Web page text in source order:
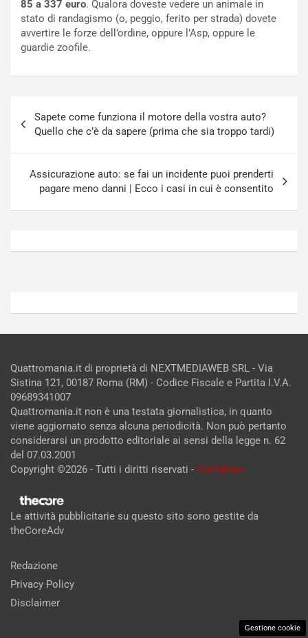
85 a 337 euro. Qualora doveste vedere un animale in
stato di randagismo (o, peggio, ferito per strada) dovete
avvertire le forze dell’ordine, oppure l’Asp, oppure le
guardie zoofile.
articoli
Sapete come funziona il motore della vostra auto?
Quello che c’è da sapere (prima che sia troppo tardi)
Assicurazione auto: se fai un incidente puoi prenderti
pagare meno danni | Ecco i casi in cui è consentito
N
o
n
P
R
Agosto
Admin
o
u
S
p
Agosto
Admin
Quattromania.it di proprietà di NEXTMEDIAWEB SRL - Via
Sistina 121, 00187 Roma (RM) - Codice Fiscale e Partita I.V.A.
09689341007
Quattromania.it non è una testata giornalistica, in quanto
viene aggiornato senza alcuna periodicità. Non può pertanto
considerarsi un prodotto editoriale ai sensi della legge n. 62
del 07.03.2001
Copyright ©2026 - Tutti i diritti riservati - Contattaci
Le attività pubblicitarie su questo sito sono gestite da
theCoreAdv
Redazione
Privacy Policy
Disclaimer
Gestione cookie